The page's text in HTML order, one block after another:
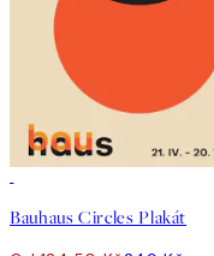
Bauhaus Circles Plakát